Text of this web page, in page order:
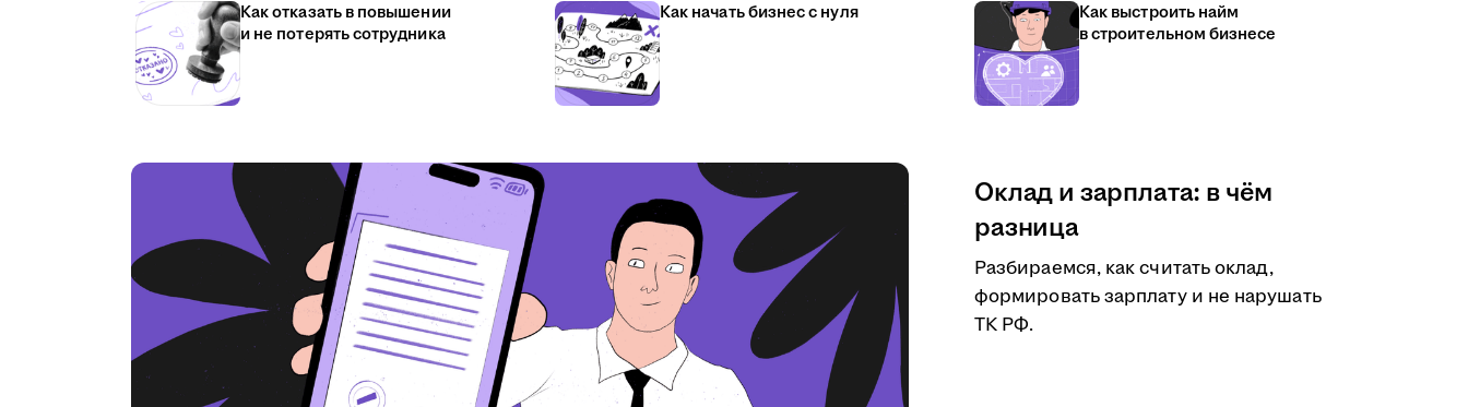
Как отказать в повышении
и не потерять сотрудника
Как начать бизнес с нуля
Как выстроить найм
в строительном бизнесе
Оклад и зарплата: в чём
разница
Разбираемся, как считать оклад,
формировать зарплату и не нарушать
ТК РФ.